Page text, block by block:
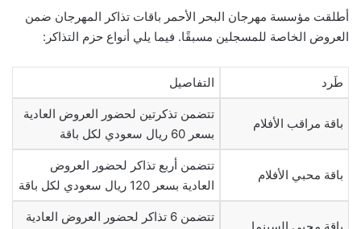
أطلقت مؤسسة مهرجان البحر الأحمر باقات تذاكر المهرجان ضمن
العروض الخاصة للمسجلين مسبقًا. فيما يلي أنواع حزم التذاكر:
طَرد التفاصيل
باقة مراقب الأفلام
تتضمن تذكرتين لحضور العروض العادية
بسعر 60 ريال سعودي لكل باقة
باقة محبي الأفلام
تتضمن أربع تذاكر لحضور العروض
العادية بسعر 120 ريال سعودي لكل باقة
باقة محبي السينما
تتضمن 6 تذاكر لحضور العروض العادية